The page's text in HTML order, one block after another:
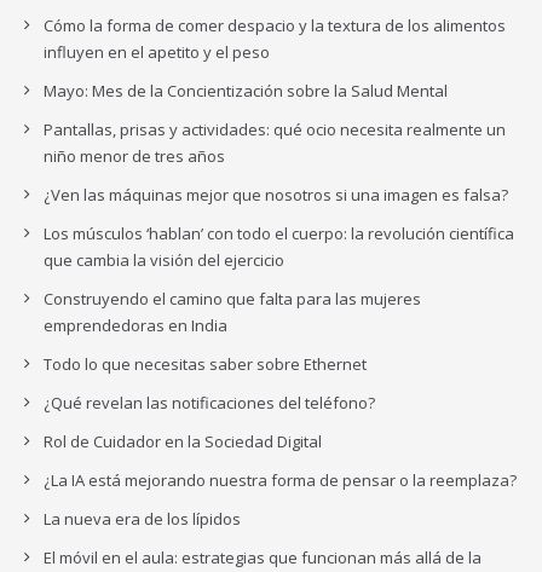
Cómo la forma de comer despacio y la textura de los alimentos
influyen en el apetito y el peso
Mayo: Mes de la Concientización sobre la Salud Mental
Pantallas, prisas y actividades: qué ocio necesita realmente un
niño menor de tres años
¿Ven las máquinas mejor que nosotros si una imagen es falsa?
Los músculos ‘hablan’ con todo el cuerpo: la revolución científica
que cambia la visión del ejercicio
Construyendo el camino que falta para las mujeres
emprendedoras en India
Todo lo que necesitas saber sobre Ethernet
¿Qué revelan las notificaciones del teléfono?
Rol de Cuidador en la Sociedad Digital
¿La IA está mejorando nuestra forma de pensar o la reemplaza?
La nueva era de los lípidos
El móvil en el aula: estrategias que funcionan más allá de la